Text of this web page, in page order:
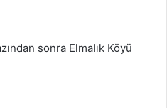
sonra Elmalık Köyü